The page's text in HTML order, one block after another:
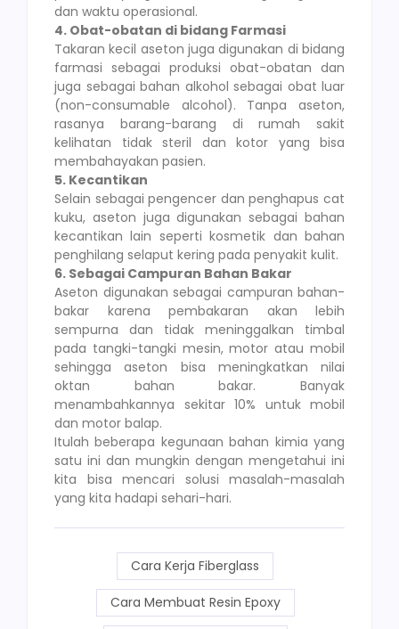
dan waktu operasional.
4. Obat-obatan di bidang Farmasi
Takaran kecil aseton juga digunakan di bidang
farmasi sebagai produksi obat-obatan dan
juga sebagai bahan alkohol sebagai obat luar
(non-consumable alcohol). Tanpa aseton,
rasanya barang-barang di rumah sakit
kelihatan tidak steril dan kotor yang bisa
membahayakan pasien.
5. Kecantikan
Selain sebagai pengencer dan penghapus cat
kuku, aseton juga digunakan sebagai bahan
kecantikan lain seperti kosmetik dan bahan
penghilang selaput kering pada penyakit kulit.
6. Sebagai Campuran Bahan Bakar
Aseton digunakan sebagai campuran bahan-
bakar karena pembakaran akan lebih
sempurna dan tidak meninggalkan timbal
pada tangki-tangki mesin, motor atau mobil
sehingga aseton bisa meningkatkan nilai
oktan bahan bakar. Banyak
menambahkannya sekitar 10% untuk mobil
dan motor balap.
Itulah beberapa kegunaan bahan kimia yang
satu ini dan mungkin dengan mengetahui ini
kita bisa mencari solusi masalah-masalah
yang kita hadapi sehari-hari.
Cara Kerja Fiberglass
Cara Membuat Resin Epoxy